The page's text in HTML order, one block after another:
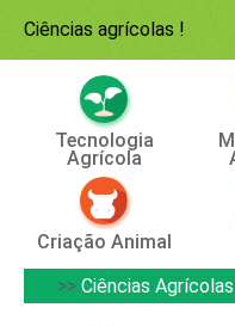
Ciências agrícolas !
Tecnologia
Agrícola
Criação Animal
>> Ciências Agrícolas